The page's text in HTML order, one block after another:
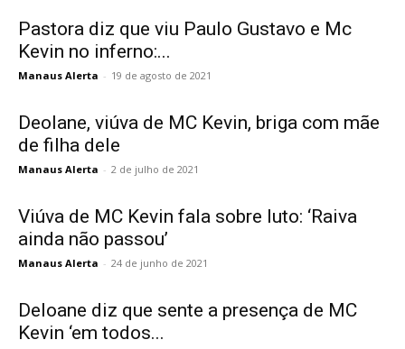
Pastora diz que viu Paulo Gustavo e Mc
Kevin no inferno:...
Manaus Alerta - 19 de agosto de 2021
Deolane, viúva de MC Kevin, briga com mãe
de filha dele
Manaus Alerta - 2 de julho de 2021
Viúva de MC Kevin fala sobre luto: ‘Raiva
ainda não passou’
Manaus Alerta - 24 de junho de 2021
Deloane diz que sente a presença de MC
Kevin ‘em todos...